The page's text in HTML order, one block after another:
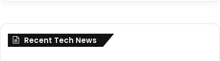
Recent Tech News